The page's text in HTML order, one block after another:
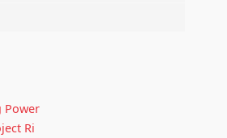
Power
Ri